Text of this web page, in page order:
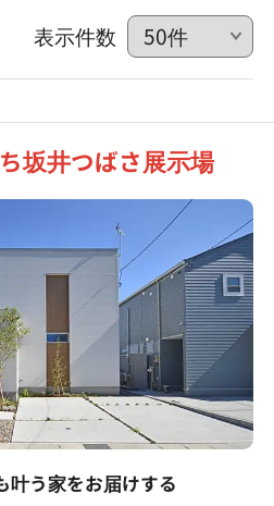
表示件数
坂井つばさ展示場
叶う家をお届けする